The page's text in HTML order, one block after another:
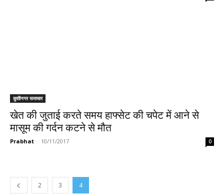
कुशीनगर समाचार
खेत की जुताई करते समय हाफ्सेट की चपेट में आने से
मासूम की गर्दन कटने से मौत
Prabhat - 10/11/2017 0
2 3 4